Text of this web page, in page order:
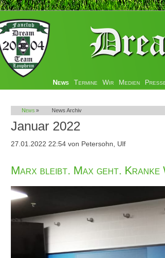
Navigation
News Termine Wir Medien
News » News Archiv
Januar 2022
27.01.2022 22:54 von Petersohn, Ulf
Marx bleibt. Max geht. Kranke